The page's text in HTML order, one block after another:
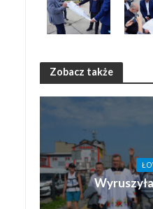
Zobacz także